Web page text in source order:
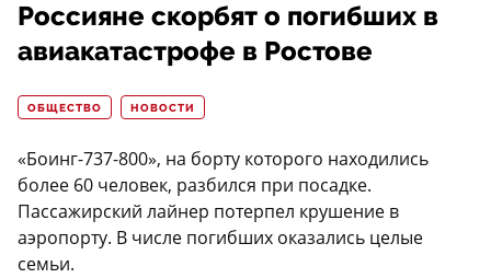
Россияне скорбят о погибших в
авиакатастрофе в Ростове
ОБЩЕСТВО НОВОСТИ
«Боинг-737-800», на борту которого находились
более 60 человек, разбился при посадке.
Пассажирский лайнер потерпел крушение в
аэропорту. В числе погибших оказались целые
семьи.